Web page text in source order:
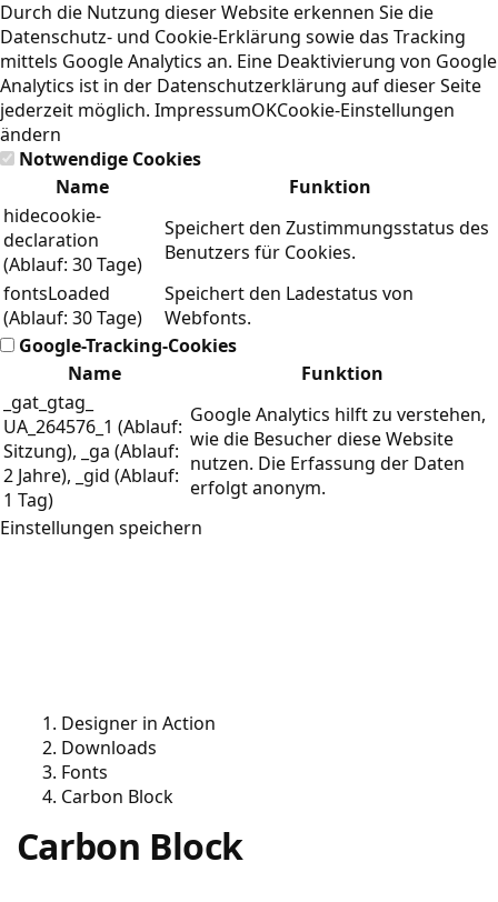
Durch die Nutzung dieser Website erkennen Sie die
Datenschutz- und Cookie-Erklärung sowie das Tracking
mittels Google Analytics an. Eine Deaktivierung von Google
Analytics ist in der Datenschutzerklärung auf dieser Seite
jederzeit möglich. ImpressumOKCookie-Einstellungen
ändern
Notwendige Cookies
Name
Funktion
hidecookie-
declaration
(Ablauf: 30 Tage)
Speichert den Zustimmungsstatus des
Benutzers für Cookies.
fontsLoaded
(Ablauf: 30 Tage)
Speichert den Ladestatus von
Webfonts.
Google-Tracking-Cookies
Name
Funktion
_gat_gtag_
UA_264576_1 (Ablauf:
Sitzung), _ga (Ablauf:
2 Jahre), _gid (Ablauf:
1 Tag)
Google Analytics hilft zu verstehen,
wie die Besucher diese Website
nutzen. Die Erfassung der Daten
erfolgt anonym.
Einstellungen speichern
Designer in Action
Downloads
Fonts
Carbon Block
Carbon Block